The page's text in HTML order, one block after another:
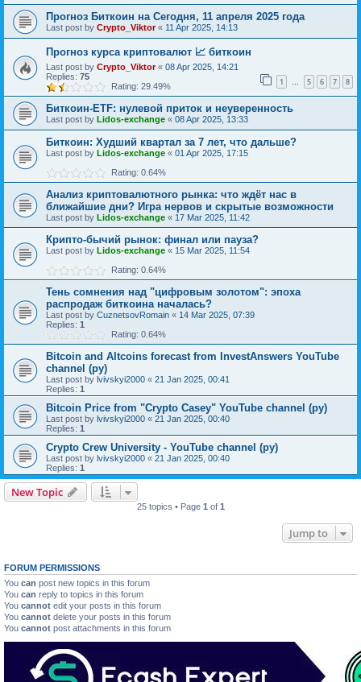
Прогноз Биткоин на Сегодня, 11 апреля 2025 года
Last post by Crypto_Viktor« 11 Apr 2025, 14:13
Прогноз курса криптовалют 📈 биткоин
Last post by Crypto_Viktor« 08 Apr 2025, 14:21
Replies: 75 1 … 5 6 7 8
Rating: 29.49%
Биткоин-ETF: нулевой приток и неуверенность
Last post by Lidos-exchange « 08 Apr 2025, 13:33
Биткоин: Худший квартал за 7 лет, что дальше?
Last post by Lidos-exchange « 01 Apr 2025, 17:15
Rating: 0.64%
Анализ криптовалютного рынка: что ждёт нас в
ближайшие дни? Игра нервов и скрытые возможности
Last post by Lidos-exchange « 17 Mar 2025, 11:42
Крипто-бычий рынок: финал или пауза?
Last post by Lidos-exchange « 15 Mar 2025, 11:54
Rating: 0.64%
Тень сомнения над "цифровым золотом": эпоха
распродаж биткоина началась?
Last post by CuznetsovRomain « 14 Mar 2025, 07:39
Replies: 1
Rating: 0.64%
Bitcoin and Altcoins forecast from InvestAnswers YouTube
channel (ру)
Last post by lvivskyi2000 « 21 Jan 2025, 00:41
Replies: 1
Bitcoin Price from "Crypto Casey" YouTube channel (ру)
Last post by lvivskyi2000 « 21 Jan 2025, 00:40
Replies: 1
Crypto Crew University - YouTube channel (ру)
Last post by lvivskyi2000 « 21 Jan 2025, 00:40
Replies: 1
New Topic
25 topics • Page 1 of 1
Jump to
FORUM PERMISSIONS
You can post new topics in this forum
You can reply to topics in this forum
You cannot edit your posts in this forum
You cannot delete your posts in this forum
You cannot post attachments in this forum